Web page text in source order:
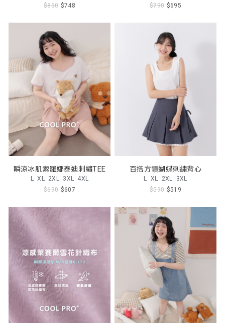
$850 $748
$790 $695
瞬涼冰肌索羅娜泰迪刺繡TEE
L XL 2XL 3XL 4XL
$690 $607
百搭方領蝴蝶刺繡背心
L XL 2XL 3XL
$590 $519